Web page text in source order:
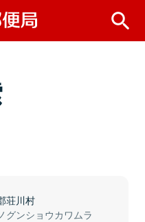
荘川村
グンショウカワムラ